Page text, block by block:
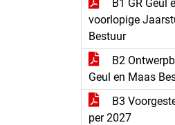
B1 GR Geul
voorlopige
Bestuur
B2
Geul en Maas
B3
per 2027